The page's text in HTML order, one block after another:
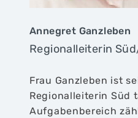
Annegret Ganzleben
Regionalleiterin
Frau Ganzleben ist
Regionalleiterin Süd
Aufgabenbereich